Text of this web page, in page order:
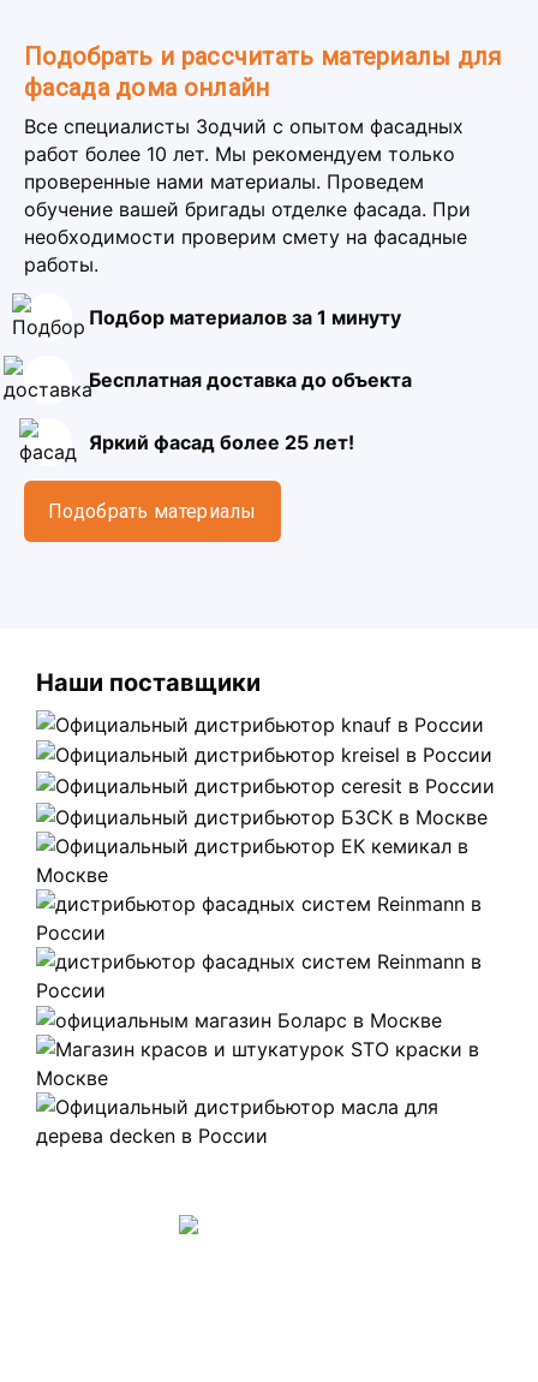
Подобрать и рассчитать материалы для
фасада дома онлайн
Все специалисты Зодчий с опытом фасадных
работ более 10 лет. Мы рекомендуем только
проверенные нами материалы. Проведем
обучение вашей бригады отделке фасада. При
необходимости проверим смету на фасадные
работы.
Подбор материалов за 1 минуту
Бесплатная доставка до объекта
Яркий фасад более 25 лет!
Подобрать материалы
Наши поставщики